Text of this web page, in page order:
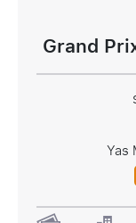
Grand
Yas